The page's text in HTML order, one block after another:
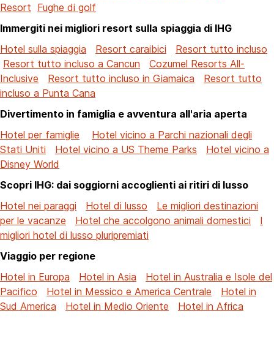
Resort Fughe di golf
Immergiti nei migliori resort sulla spiaggia di IHG
Hotel sulla spiaggia
Resort caraibici
Resort tutto incluso
Resort tutto incluso a Cancun
Cozumel Resorts All-
Inclusive
Resort tutto incluso in Giamaica
Resort tutto
incluso a Punta Cana
Divertimento in famiglia e avventura all'aria aperta
Hotel per famiglie
Hotel vicino a Parchi nazionali degli
Stati Uniti
Hotel vicino a US Theme Parks
Hotel vicino a
Disney World
Scopri IHG: dai soggiorni accoglienti ai ritiri di lusso
Hotel nei paraggi
Hotel di lusso
Le migliori destinazioni
per le vacanze
Hotel che accolgono animali domestici
I
migliori hotel di lusso pluripremiati
Viaggio per regione
Hotel in Europa
Hotel in Asia
Hotel in Australia e Isole del
Pacifico
Hotel in Messico e America Centrale
Hotel in
Sud America
Hotel in Medio Oriente Hotel in Africa